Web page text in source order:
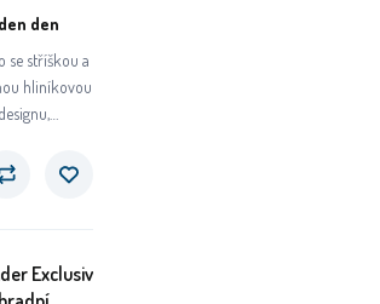
se stříškou a
hliníkovou
den
Exclusiv